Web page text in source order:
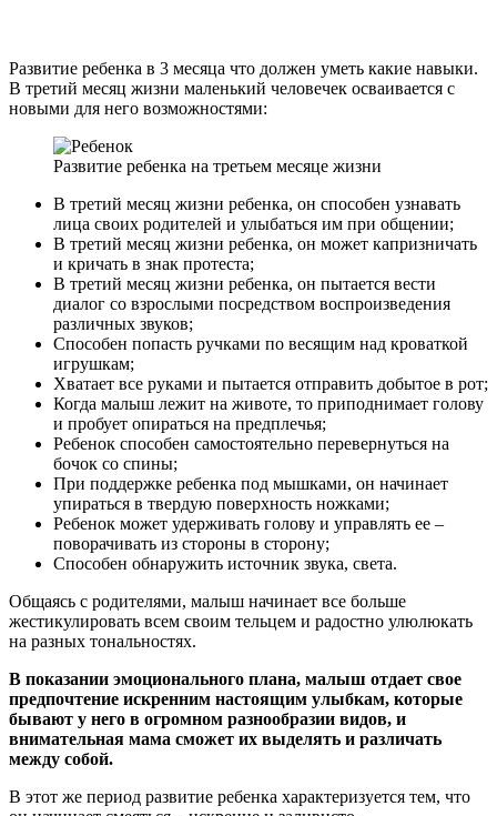
Развитие ребенка в 3 месяца что должен уметь какие навыки.
В третий месяц жизни маленький человечек осваивается с
новыми для него возможностями:
Развитие ребенка на третьем месяце жизни
В третий месяц жизни ребенка, он способен узнавать
лица своих родителей и улыбаться им при общении;
В третий месяц жизни ребенка, он может капризничать
и кричать в знак протеста;
В третий месяц жизни ребенка, он пытается вести
диалог со взрослыми посредством воспроизведения
различных звуков;
Способен попасть ручками по весящим над кроваткой
игрушкам;
Хватает все руками и пытается отправить добытое в рот;
Когда малыш лежит на животе, то приподнимает голову
и пробует опираться на предплечья;
Ребенок способен самостоятельно перевернуться на
бочок со спины;
При поддержке ребенка под мышками, он начинает
упираться в твердую поверхность ножками;
Ребенок может удерживать голову и управлять ее –
поворачивать из стороны в сторону;
Способен обнаружить источник звука, света.
Общаясь с родителями, малыш начинает все больше
жестикулировать всем своим тельцем и радостно улюлюкать
на разных тональностях.
В показании эмоционального плана, малыш отдает свое
предпочтение искренним настоящим улыбкам, которые
бывают у него в огромном разнообразии видов, и
внимательная мама сможет их выделять и различать
между собой.
В этот же период развитие ребенка характеризуется тем, что